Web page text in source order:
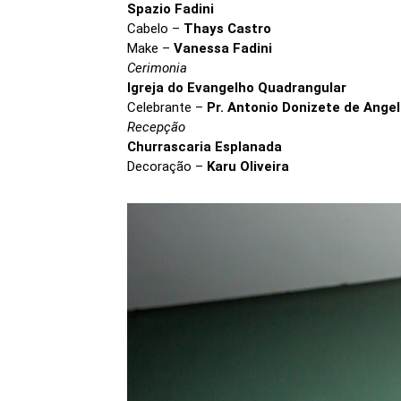
Spazio Fadini
Cabelo – Thays Castro
Make – Vanessa Fadini
Cerimonia
Igreja do Evangelho Quadrangular
Celebrante – Pr. Antonio Donizete de
Recepção
Churrascaria Esplanada
Decoração – Karu Oliveira